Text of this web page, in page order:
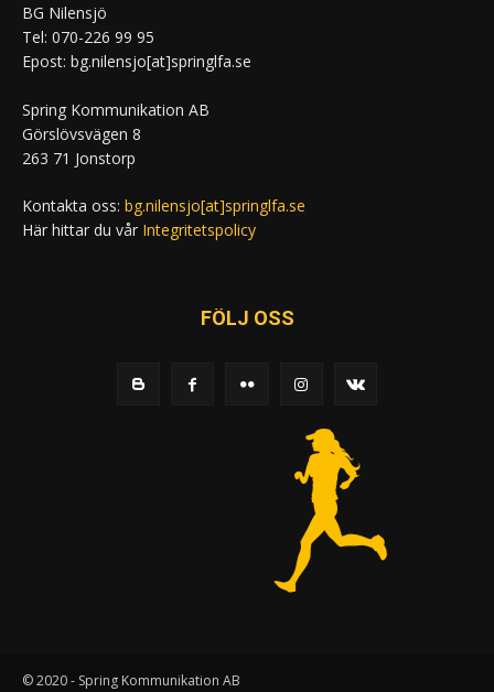
BG Nilensjö
Tel: 070-226 99 95
Epost: bg.nilensjo[at]springlfa.se
Spring Kommunikation AB
Görslövsvägen 8
263 71 Jonstorp
Kontakta oss: bg.nilensjo[at]springlfa.se
Här hittar du vår Integritetspolicy
FÖLJ OSS
© 2020 - Spring Kommunikation AB